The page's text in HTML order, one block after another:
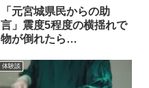
「元宮城県民からの助
言」震度5程度の横揺れで
物が倒れたら…
体験談